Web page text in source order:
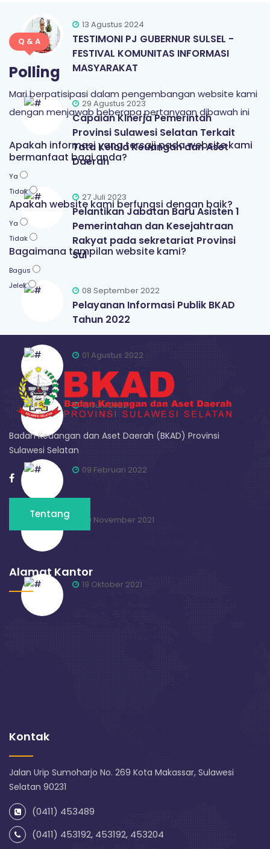
13 Agustus 2024
TESTIMONI PJ GUBERNUR SULSEL -
FESTIVAL KOMUNITAS INFORMASI
MASYARAKAT
29 Agustus 2023
Capaian KInerja Pemerintah
Provinsi Sulawesi Selatan Terkait
Tata Kelola Keuangan dan Aset
Daerah
27 Juli 2023
Pelantikan Jabatan Baru Asisten 1
Pemerintahan dan Kesejahtraan
Rakyat pada sekretariat Provinsi
Sul
08 September 2022
Pelayanan Informasi Publik BKAD
Tahun 2022
01 Agustus 2022
Protokol Kesehatan
13 Juni 2022
Penyerahan LHP Atas LKPD Provinsi
Sulawesi Selatan Tahun 2021
09 Februari 2022
09 November 2021
Presentasi Keterbukaan Infromasi
19 Oktober 2021
Hari Jadi SulSel Ke-352 Tahun 2021
Q & A
Polling
Mari berpatisipasi dalam pengembangan website kami
dengan menjawab beberapa pertanyaan dibawah ini
Apakah informasi yang tersaji pada website kami
bermanfaat bagi anda?
Ya
Tidak
Apakah website kami berfungsi dengan baik?
Ya
Tidak
Bagaimana tampilan website kami?
Bagus
Jelek
Badan Keuangan dan Aset Daerah (BKAD) Provinsi
Sulawesi Selatan
Tentang
Alamat Kantor
Kontak
Jalan Urip Sumoharjo No. 269 Kota Makassar, Sulawesi
Selatan 90231
(0411) 453489
(0411) 453192, 453192, 453204